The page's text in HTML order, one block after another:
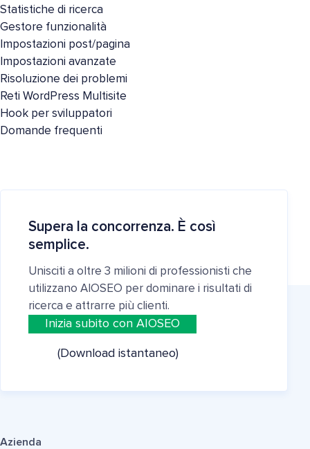
Statistiche di ricerca
Gestore funzionalità
Impostazioni post/pagina
Impostazioni avanzate
Risoluzione dei problemi
Reti WordPress Multisite
Hook per sviluppatori
Domande frequenti
Supera la concorrenza. È così
semplice.
Unisciti a oltre 3 milioni di professionisti che
utilizzano AIOSEO per dominare i risultati di
ricerca e attrarre più clienti.
Inizia subito con AIOSEO
(Download istantaneo)
Azienda